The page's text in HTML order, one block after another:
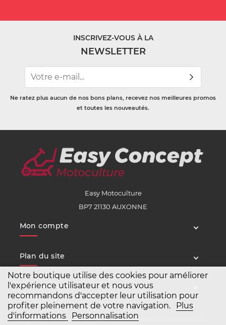
Notre boutique utilise des cookies pour améliorer
l'expérience utilisateur et nous vous
recommandons d'accepter leur utilisation pour
profiter pleinement de votre navigation.
Plus
d'informations
Personnalisation
INSCRIVEZ-VOUS À LA
NEWSLETTER
Ne ratez plus aucun de nos bons plans, recevez nos meilleures promos
et toutes les nouveautés.
Easy Motoculture
BP7 21130 AUXONNE
Mon compte
Plan du site
Service client